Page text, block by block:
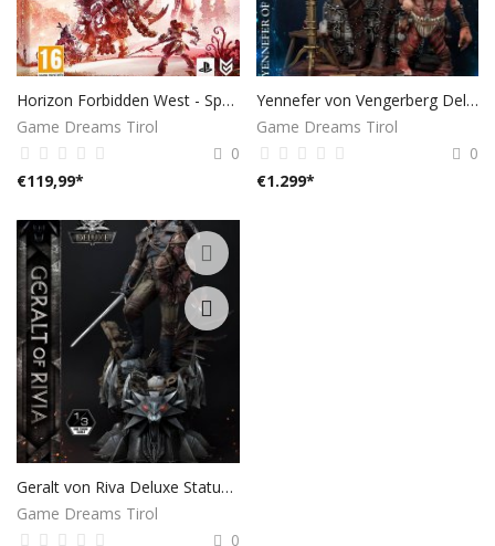
Horizon Forbidden West - Special Edition (kostenloses Upgrade auf PS5) - [PlayStation 4]
Game Dreams Tirol
0
€119,99*
Yennefer von Vengerberg Deluxe Statue - Witcher 3
Game Dreams Tirol
0
€1.299*
Geralt von Riva Deluxe Statue - Witcher 3
Game Dreams Tirol
0